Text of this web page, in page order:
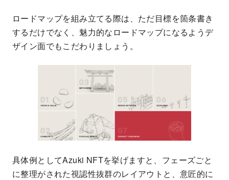
ロードマップを組み立てる際は、ただ目標を箇条書き
するだけでなく、魅力的なロードマップになるようデ
ザイン面でもこだわりましょう。
具体例としてAzuki NFTを挙げますと、フェーズごと
に整理がされた視認性抜群のレイアウトと、意匠的に